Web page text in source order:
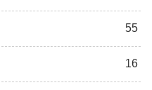
55
16